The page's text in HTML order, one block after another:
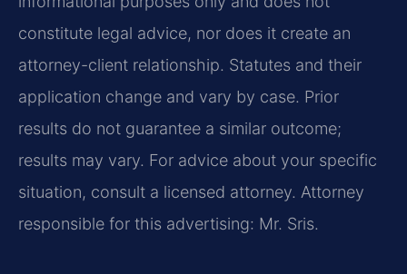
constitute legal advice, nor does it create an
attorney-client relationship. Statutes and their
application change and vary by case. Prior
results do not guarantee a similar outcome;
results may vary. For advice about your specific
situation, consult a licensed attorney. Attorney
responsible for this advertising: Mr. Sris.